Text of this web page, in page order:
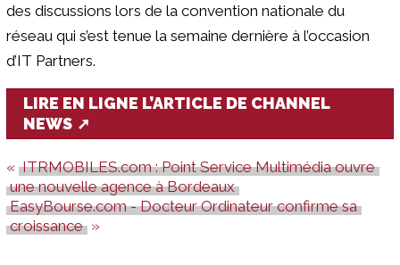
des discussions lors de la convention nationale du
réseau qui s’est tenue la semaine dernière à l’occasion
d’IT Partners.
LIRE EN LIGNE L’ARTICLE DE CHANNEL
NEWS
ITRMOBILES.com : Point Service Multimédia ouvre
une nouvelle agence à Bordeaux
EasyBourse.com - Docteur Ordinateur confirme sa
croissance